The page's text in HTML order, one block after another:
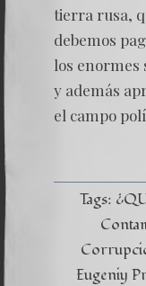
tierra rusa,
debemos
los enormes
y además
el campo
Tags:
Eugeniy